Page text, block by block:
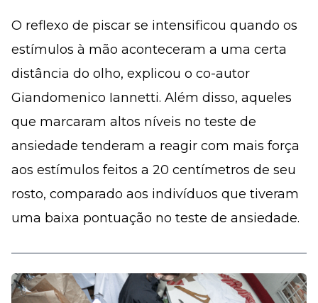
O reflexo de piscar se intensificou quando os
estímulos à mão aconteceram a uma certa
distância do olho, explicou o co-autor
Giandomenico Iannetti. Além disso, aqueles
que marcaram altos níveis no teste de
ansiedade tenderam a reagir com mais força
aos estímulos feitos a 20 centímetros de seu
rosto, comparado aos indivíduos que tiveram
uma baixa pontuação no teste de ansiedade.